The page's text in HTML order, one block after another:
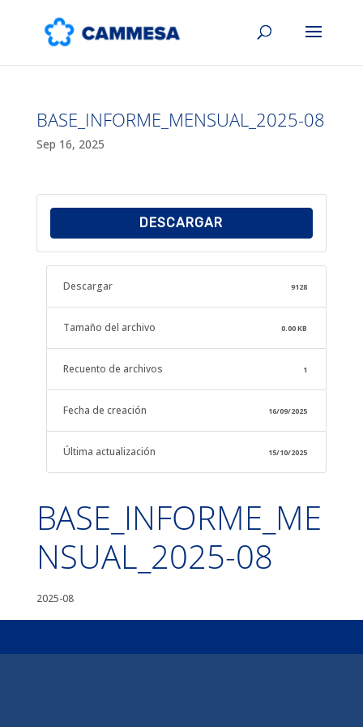
BASE_INFORME_MENSUAL_2025-08
Sep 16, 2025
DESCARGAR
Descargar 9128
Tamaño del archivo 0.00 KB
Recuento de archivos 1
Fecha de creación 16/09/2025
Última actualización 15/10/2025
BASE_INFORME_ME
NSUAL_2025-08
2025-08